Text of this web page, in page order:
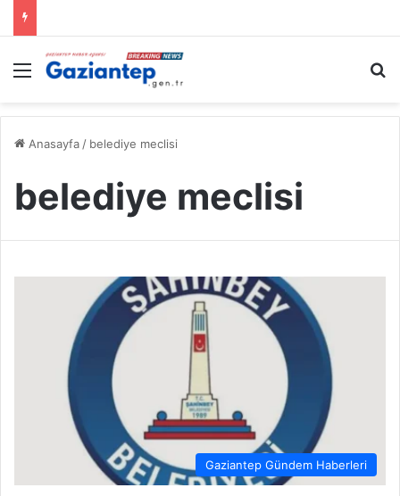
Menü
Anasayfa / belediye meclisi
belediye meclisi
Gaziantep Gündem Haberleri